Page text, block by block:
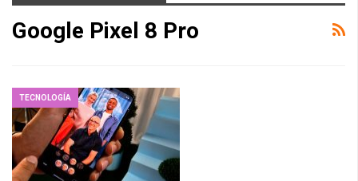
Google Pixel 8 Pro
TECNOLOGÍA